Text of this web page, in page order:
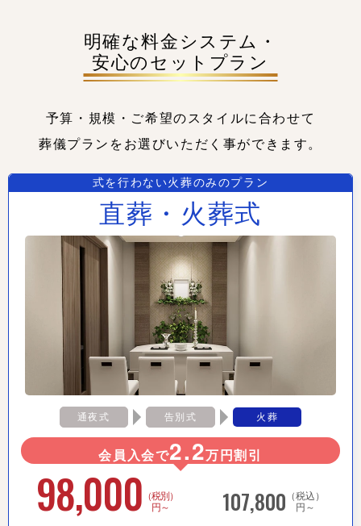
明確な料金システム・
安心のセットプラン
予算・規模・ご希望のスタイルに合わせて
葬儀プランをお選びいただく事ができます。
式を行わない火葬のみのプラン
直葬・火葬式
通夜式 告別式 火葬
会員入会で2.2万円割引
98,000 （税別）
円～
107,800 （税込）
円～